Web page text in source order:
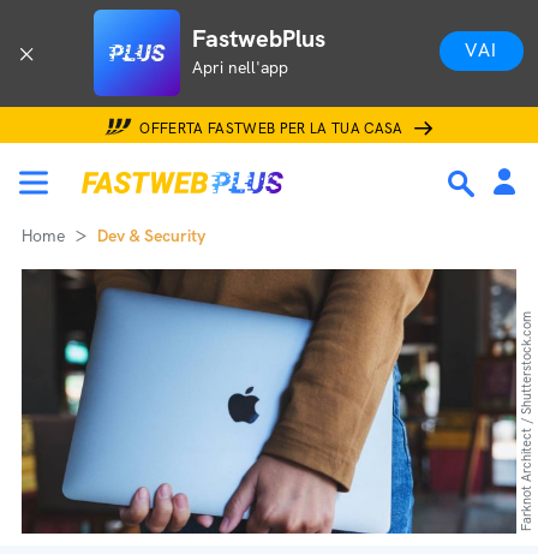
FastwebPlus
Apri nell'app
VAI
OFFERTA FASTWEB PER LA TUA CASA
Home Dev & Security
Farknot Architect / Shutterstock.com